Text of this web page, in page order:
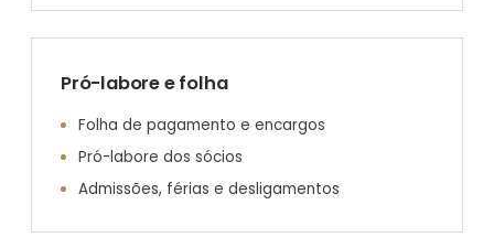
Pró-labore e folha
Folha de pagamento e encargos
Pró-labore dos sócios
Admissões, férias e desligamentos